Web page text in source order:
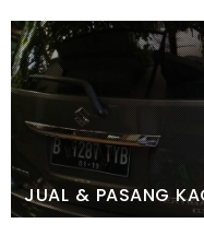
JUAL & PASANG